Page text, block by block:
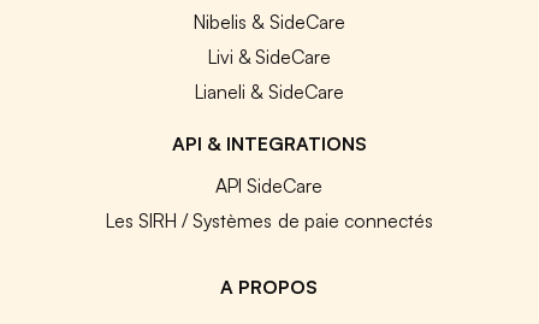
Nibelis & SideCare
Livi & SideCare
Lianeli & SideCare
API & INTEGRATIONS
API SideCare
Les SIRH / Systèmes de paie connectés
A PROPOS